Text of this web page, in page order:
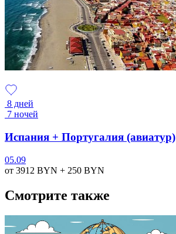
8 дней
7 ночей
Испания + Португалия (авиатур)
05.09
от 3912 BYN + 250 BYN
Смотрите также